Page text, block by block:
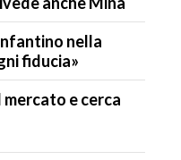
nella
fiducia»
e cerca